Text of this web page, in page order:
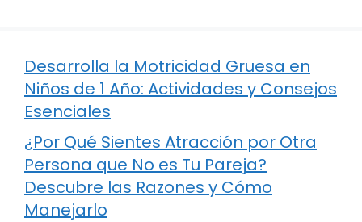
Desarrolla la Motricidad Gruesa en
Niños de 1 Año: Actividades y Consejos
Esenciales
¿Por Qué Sientes Atracción por Otra
Persona que No es Tu Pareja?
Descubre las Razones y Cómo
Manejarlo